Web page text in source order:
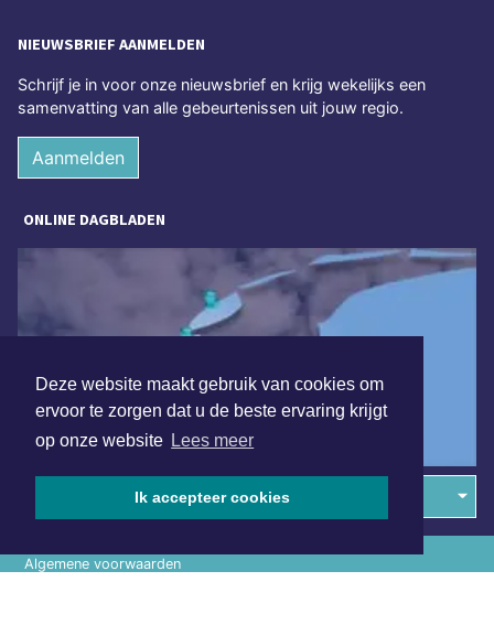
Deze website maakt gebruik van cookies om
ervoor te zorgen dat u de beste ervaring krijgt
op onze website Lees meer
Ik accepteer cookies
NIEUWSBRIEF AANMELDEN
Schrijf je in voor onze nieuwsbrief en krijg wekelijks een
samenvatting van alle gebeurtenissen uit jouw regio.
Aanmelden
ONLINE DAGBLADEN
Overige dagbladen in de regio
Algemene voorwaarden